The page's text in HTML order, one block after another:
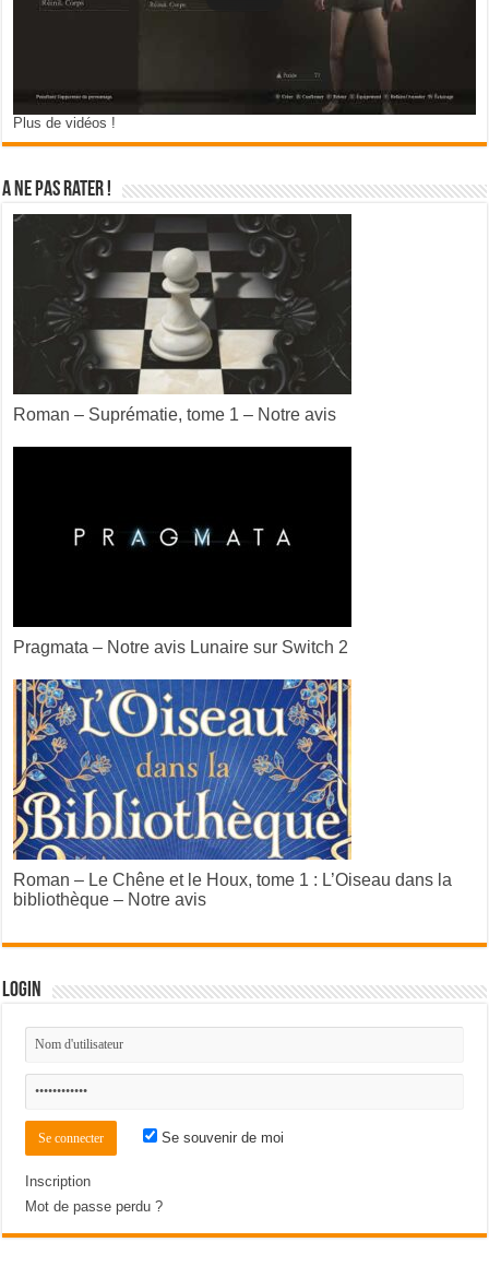
Plus de vidéos !
A ne pas rater !
Roman – Suprématie, tome 1 – Notre avis
Pragmata – Notre avis Lunaire sur Switch 2
Roman – Le Chêne et le Houx, tome 1 : L’Oiseau dans la
bibliothèque – Notre avis
Login
Se souvenir de moi
Inscription
Mot de passe perdu ?